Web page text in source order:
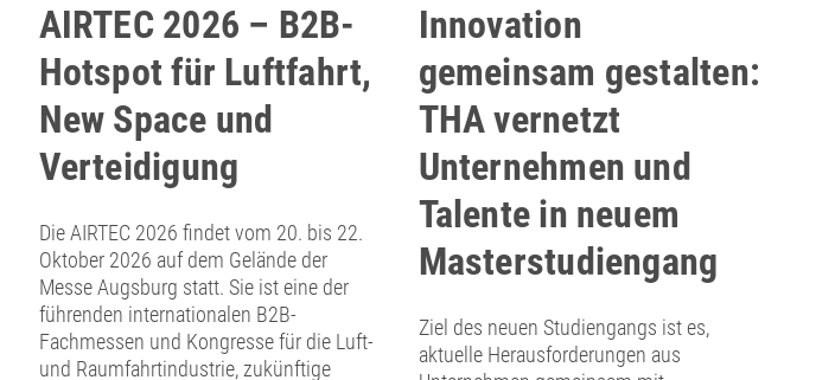
AIRTEC 2026 – B2B-
Hotspot für Luftfahrt,
New Space und
Verteidigung
Die AIRTEC 2026 findet vom 20. bis 22.
Oktober 2026 auf dem Gelände der
Messe Augsburg statt. Sie ist eine der
führenden internationalen B2B-
Fachmessen und Kongresse für die Luft-
und Raumfahrtindustrie, zukünftige
Innovation
gemeinsam gestalten:
THA vernetzt
Unternehmen und
Talente in neuem
Masterstudiengang
Ziel des neuen Studiengangs ist es,
aktuelle Herausforderungen aus